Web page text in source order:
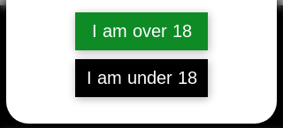
I am over 18
I am under 18
danny.mckinnis
danny.mckinnis